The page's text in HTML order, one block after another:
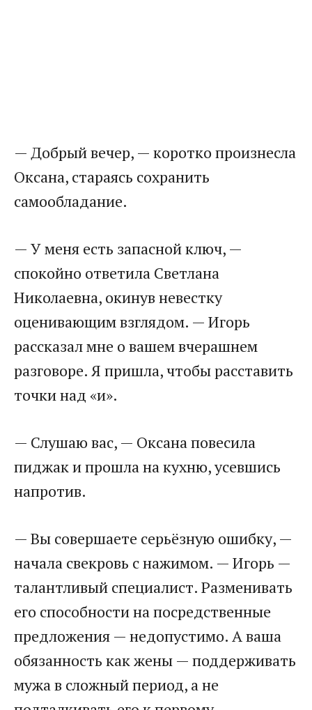
— Добрый вечер, — коротко произнесла
Оксана, стараясь сохранить
самообладание.
— У меня есть запасной ключ, —
спокойно ответила Светлана
Николаевна, окинув невестку
оценивающим взглядом. — Игорь
рассказал мне о вашем вчерашнем
разговоре. Я пришла, чтобы расставить
точки над «и».
— Слушаю вас, — Оксана повесила
пиджак и прошла на кухню, усевшись
напротив.
— Вы совершаете серьёзную ошибку, —
начала свекровь с нажимом. — Игорь —
талантливый специалист. Разменивать
его способности на посредственные
предложения — недопустимо. А ваша
обязанность как жены — поддерживать
мужа в сложный период, а не